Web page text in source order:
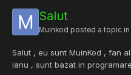
Salut
Muinkod posted a topic in
Salut , eu sunt MuinKod , fan
ianu , sunt bazat in